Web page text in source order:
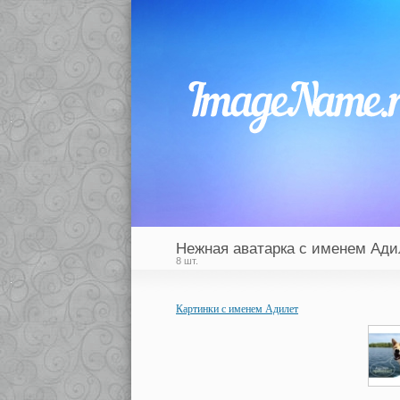
Нежная аватарка с именем
8 шт.
Картинки с именем Адилет